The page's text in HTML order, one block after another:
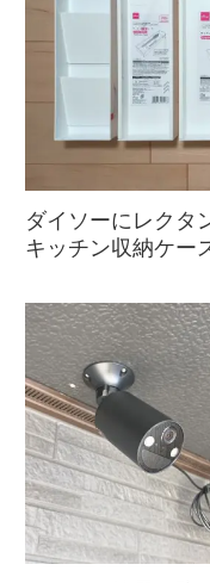
ダイソーにレクタ
キッチン収納ケー